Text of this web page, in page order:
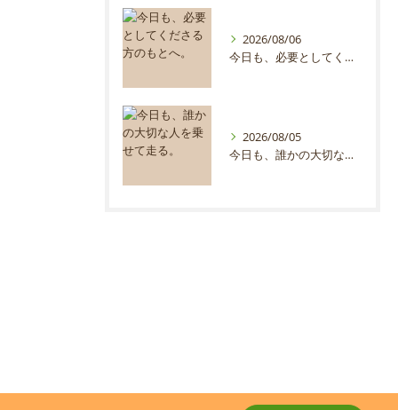
2026/08/06
今日も、必要としてくださる方のもとへ。
2026/08/05
今日も、誰かの大切な人を乗せて走る。